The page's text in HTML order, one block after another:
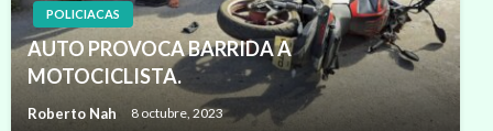
POLICIACAS
AUTO PROVOCA BARRIDA A
MOTOCICLISTA.
Roberto Nah 8 octubre, 2023